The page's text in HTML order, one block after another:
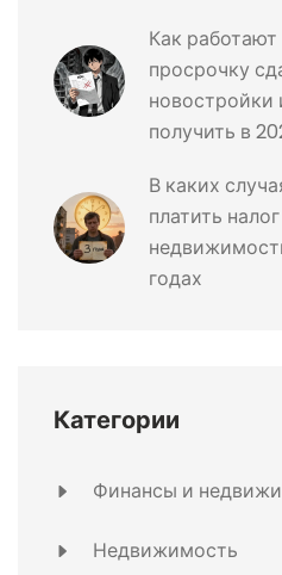
Как
просрочку
новостройки
получить в
В каких
платить
годах
Категории
Финансы и
Недвижимость